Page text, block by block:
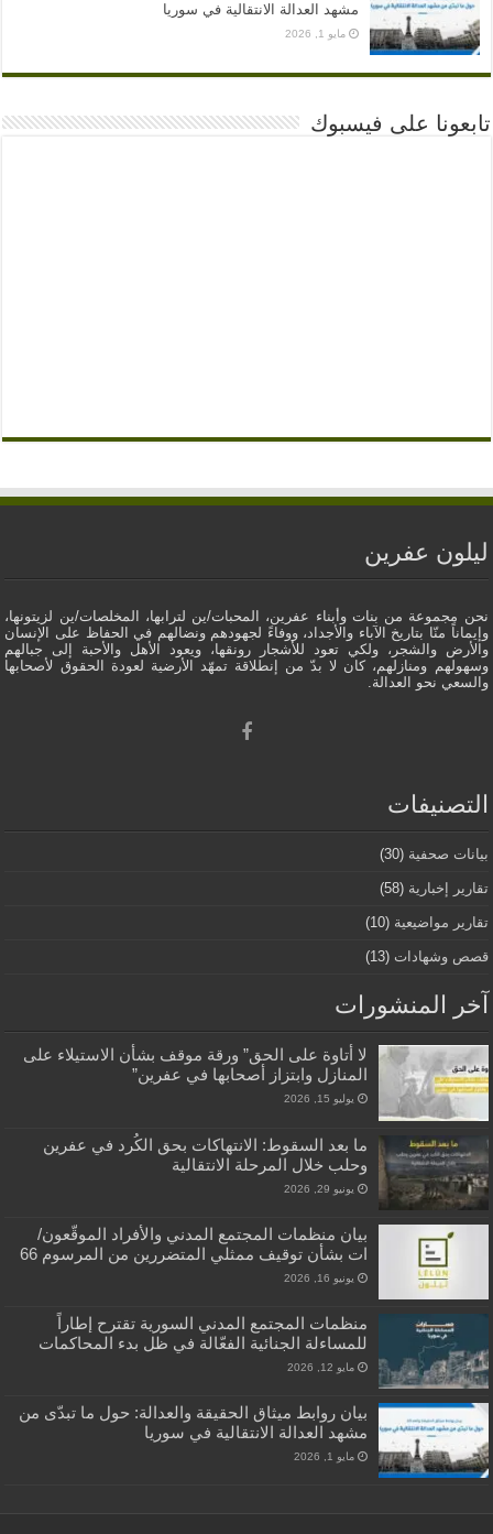
مشهد العدالة الانتقالية في سوريا
مايو 1, 2026
تابعونا على فيسبوك
ليلون عفرين
نحن مجموعة من بنات وأبناء عفرين، المحبات/ين لترابها، المخلصات/ين لزيتونها،
وإيماناً منّا بتاريخ الآباء والأجداد، ووفاءً لجهودهم ونضالهم في الحفاظ على الإنسان
والأرض والشجر، ولكي تعود للأشجار رونقها، ويعود الأهل والأحبة إلى جبالهم
وسهولهم ومنازلهم، كان لا بدّ من إنطلاقة تمهّد الأرضية لعودة الحقوق لأصحابها
والسعي نحو العدالة.
التصنيفات
بيانات صحفية (30)
تقارير إخبارية (58)
تقارير مواضيعية (10)
قصص وشهادات (13)
آخر المنشورات
لا أتاوة على الحق” ورقة موقف بشأن الاستيلاء على
المنازل وابتزاز أصحابها في عفرين”
يوليو 15, 2026
ما بعد السقوط: الانتهاكات بحق الكُرد في عفرين
وحلب خلال المرحلة الانتقالية
يونيو 29, 2026
بيان منظمات المجتمع المدني والأفراد الموقّعون/
ات بشأن توقيف ممثلي المتضررين من المرسوم 66
يونيو 16, 2026
منظمات المجتمع المدني السورية تقترح إطاراً
للمساءلة الجنائية الفعّالة في ظل بدء المحاكمات
مايو 12, 2026
بيان روابط ميثاق الحقيقة والعدالة: حول ما تبدّى من
مشهد العدالة الانتقالية في سوريا
مايو 1, 2026